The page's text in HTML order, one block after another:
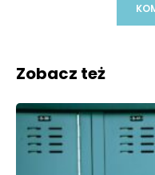
Zobacz też